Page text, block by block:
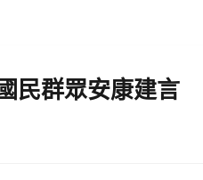
民群眾安康建言